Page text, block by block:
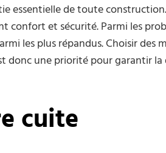
essentielle de toute
confort et sécurité. Parmi les
les plus répandus. Choisir des
donc une priorité pour garantir
cuite